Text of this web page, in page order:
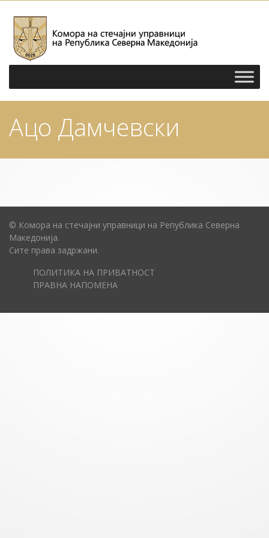
Ацо Дамчевски
© Комора на стечајни управници на Република Северна
Македонија.
Сите права задржани.
ПОЛИТИКА НА ПРИВАТНОСТ
ПРАВНА НАПОМЕНА